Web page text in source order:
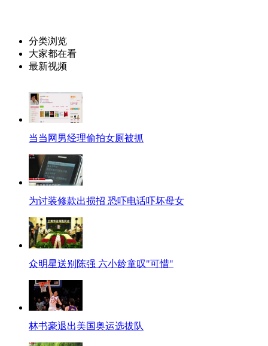
分类浏览
大家都在看
最新视频
当当网男经理偷拍女厕被抓
为讨装修款出损招 恐吓电话吓坏母女
众明星送别陈强 六小龄童叹"可惜"
林书豪退出美国奥运选拔队